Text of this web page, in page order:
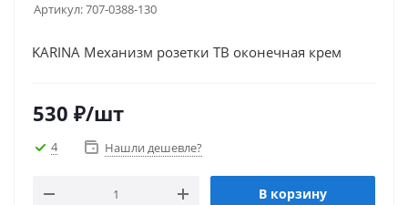
Артикул:707-0388-130
KARINA Механизм розетки ТВ оконечная крем
530 ₽/шт
4 Нашли дешевле?
В корзину